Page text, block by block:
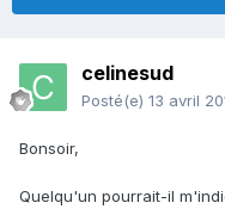
celinesud
Posté(e) 13 avril
Bonsoir,
Quelqu'un pourrait-il